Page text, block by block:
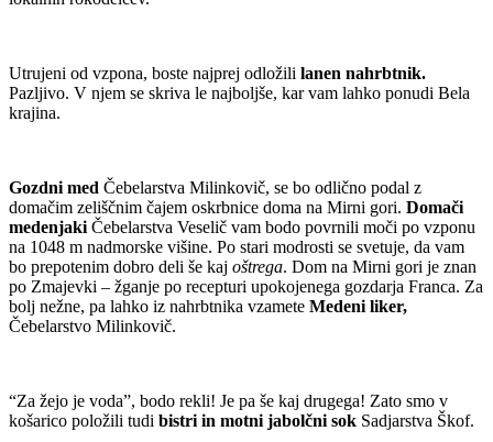
Utrujeni od vzpona, boste najprej odložili lanen nahrbtnik.
Pazljivo. V njem se skriva le najboljše, kar vam lahko ponudi Bela
krajina.
Gozdni med Čebelarstva Milinkovič, se bo odlično podal z
domačim zeliščnim čajem oskrbnice doma na Mirni gori. Domači
medenjaki Čebelarstva Veselič vam bodo povrnili moči po vzponu
na 1048 m nadmorske višine. Po stari modrosti se svetuje, da vam
bo prepotenim dobro deli še kaj oštrega. Dom na Mirni gori je znan
po Zmajevki – žganje po recepturi upokojenega gozdarja Franca. Za
bolj nežne, pa lahko iz nahrbtnika vzamete Medeni liker,
Čebelarstvo Milinkovič.
“Za žejo je voda”, bodo rekli! Je pa še kaj drugega! Zato smo v
košarico položili tudi bistri in motni jabolčni sok Sadjarstva Škof.